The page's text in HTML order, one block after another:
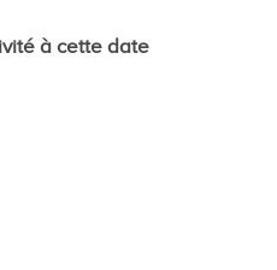
à cette date